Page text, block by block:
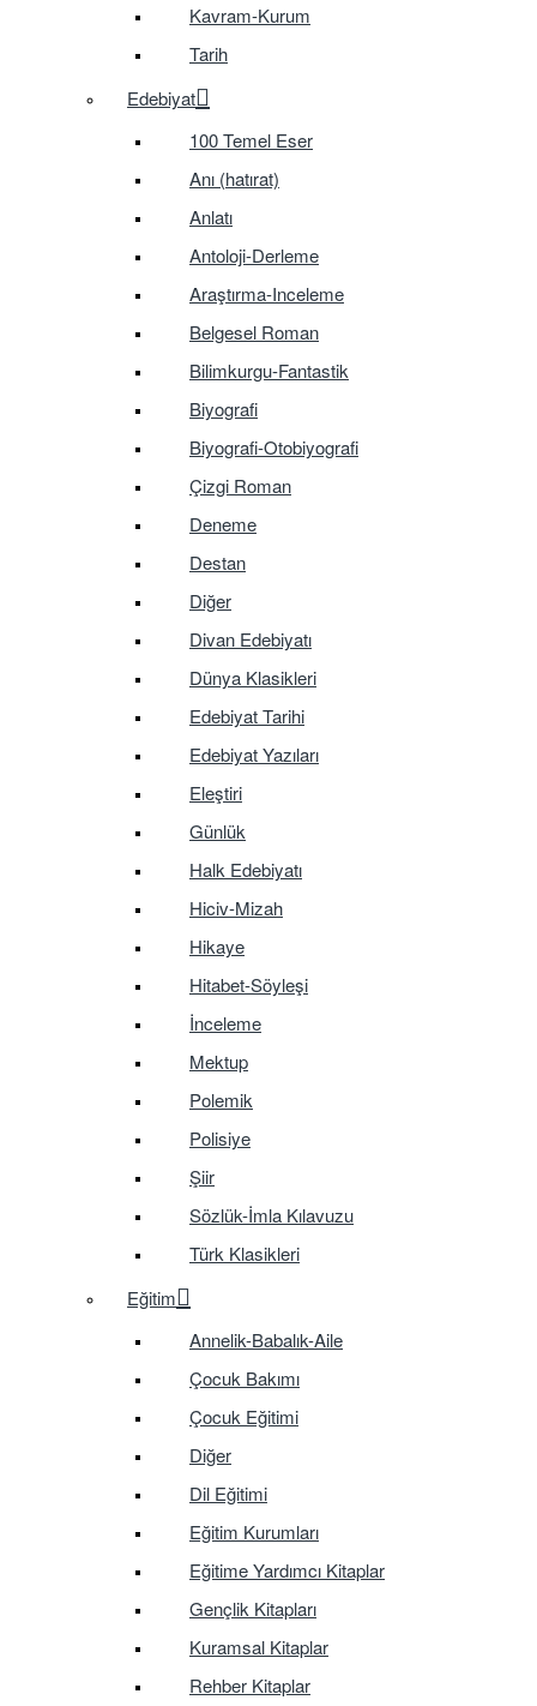
Kavram-Kurum
Tarih
Edebiyat
100 Temel Eser
Anı (hatırat)
Anlatı
Antoloji-Derleme
Araştırma-Inceleme
Belgesel Roman
Bilimkurgu-Fantastik
Biyografi
Biyografi-Otobiyografi
Çizgi Roman
Deneme
Destan
Diğer
Divan Edebiyatı
Dünya Klasikleri
Edebiyat Tarihi
Edebiyat Yazıları
Eleştiri
Günlük
Halk Edebiyatı
Hiciv-Mizah
Hikaye
Hitabet-Söyleşi
İnceleme
Mektup
Polemik
Polisiye
Şiir
Sözlük-İmla Kılavuzu
Türk Klasikleri
Eğitim
Annelik-Babalık-Aile
Çocuk Bakımı
Çocuk Eğitimi
Diğer
Dil Eğitimi
Eğitim Kurumları
Eğitime Yardımcı Kitaplar
Gençlik Kitapları
Kuramsal Kitaplar
Rehber Kitaplar